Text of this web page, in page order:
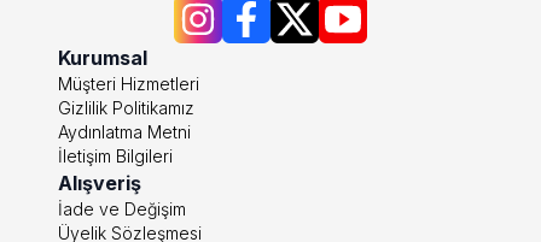
Kurumsal
Müşteri Hizmetleri
Gizlilik Politikamız
Aydınlatma Metni
İletişim Bilgileri
Alışveriş
İade ve Değişim
Üyelik Sözleşmesi